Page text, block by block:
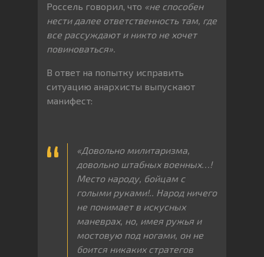
Россель говорил, что «не способен
нести далее ответственность там, где
все рассуждают и никто не хочет
повиноваться».
В ответ на попытку исправить
ситуацию анархисты выпускают
манифест:
«Довольно милитаризма,
довольно штабных военных…!
Место народу, бойцам с
голыми руками!.. Народ ничего
не понимает в искусных
маневрах, но, имея ружья и
мостовую под ногами, он не
боится никаких стратегов